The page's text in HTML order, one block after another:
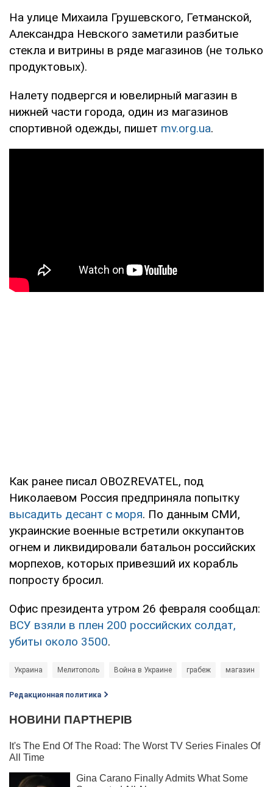
На улице Михаила Грушевского, Гетманской,
Александра Невского заметили разбитые
стекла и витрины в ряде магазинов (не только
продуктовых).
Налету подвергся и ювелирный магазин в
нижней части города, один из магазинов
спортивной одежды, пишет mv.org.ua.
Как ранее писал OBOZREVATEL, под
Николаевом Россия предприняла попытку
высадить десант с моря. По данным СМИ,
украинские военные встретили оккупантов
огнем и ликвидировали батальон российских
морпехов, которых привезший их корабль
попросту бросил.
Офис президента утром 26 февраля сообщал:
ВСУ взяли в плен 200 российских солдат,
убиты около 3500.
Украина Мелитополь Война в Украине грабеж магазин
Редакционная политика